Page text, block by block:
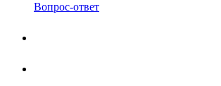
Вопрос-ответ